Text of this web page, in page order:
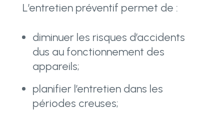
L’entretien préventif permet de :
diminuer les risques d’accidents
dus au fonctionnement des
appareils;
planifier l’entretien dans les
périodes creuses;